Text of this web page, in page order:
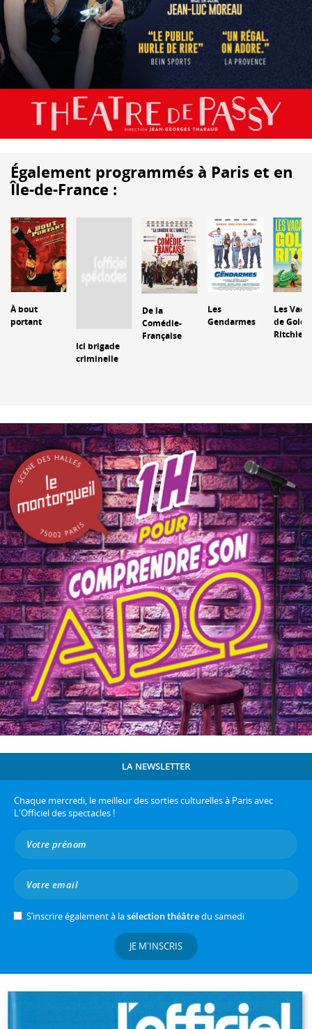
Également programmés à Paris et en
Île-de-France :
À bout
portant
Ici brigade
criminelle
De la
Comédie-
Française
Les
Gendarmes
Les
de Golo
Ritchie
LA NEWSLETTER
Chaque mercredi, le meilleur des sorties culturelles à Paris avec
L'Officiel des spectacles !
S’inscrire également à lasélection théâtredu samedi
JE M'INSCRIS